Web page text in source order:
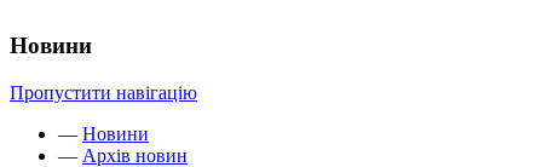
Новини
Пропустити навігацію
— Новини
— Архів новин